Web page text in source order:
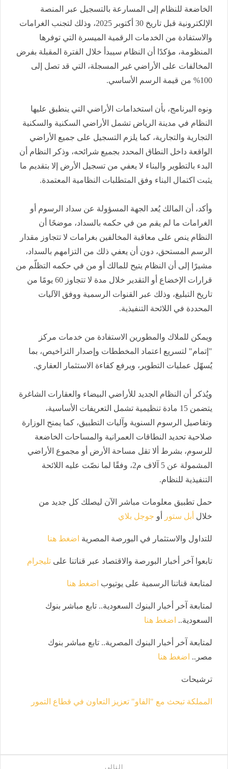
الخاضعة للنظام إلى المسارعة بالتسجيل عبر المنصة
الإلكترونية قبل تاريخ 30 أكتوبر 2025، وذلك لتجنب الغرامات
والاستفادة من الخدمات الرقمية الميسرة التي توفرها
المنظومة، مؤكدًا أن النظام سيبدأ خلال الفترة المقبلة بفرض
المخالفات على الأراضي غير المسجلة، التي قد تصل إلى
100% من قيمة الرسم الأساسي.
ونوه البرنامج، بأن استخدامات الأراضي التي ينطبق عليها
النظام في مدينة الرياض تشمل الأراضي السكنية والسكنية
التجارية والتجارية، كما يلزم التسجيل على جميع الأراضي
الواقعة داخل النطاق المحدد بجميع شرائحه، وذكر النظام أن
البدء بالتطوير والبناء لا يعفي من تسجيل الأرض إلا بتقديم ما
يثبت اكتمال البناء وفق المتطلبات النظامية المعتمدة.
وأكد، أن المالك يُعد الجهة المسؤولة عن سداد الرسوم أو
الغرامات ما لم يقم من في حكمه بالسداد، موضحًا أن
النظام ينص على معاقبة المخالفين بغرامات لا تتجاوز مقدار
الرسم المستحق، دون أن يعفي ذلك من التزامهم بالسداد،
مشيرًا إلى أن النظام يتيح للمالك أو من في حكمه التظلّم من
قرارات الإخضاع أو التقدير خلال مدة لا تتجاوز 60 يومًا من
تاريخ التبليغ، وذلك عبر القنوات الرسمية ووفق الآليات
المحددة في اللائحة التنفيذية.
ويمكن للملاك والمطورين الاستفادة من خدمات مركز
"إتمام" لتسريع اعتماد المخططات وإصدار التراخيص، بما
يُسهّل عمليات التطوير، ويرفع كفاءة الاستثمار العقاري.
ويُذكر أن النظام الجديد للأراضي البيضاء والعقارات الشاغرة
يتضمن 15 مادة تنظيمية تشمل التعريفات الأساسية،
وتفاصيل الرسوم السنوية وآليات التطبيق، كما يمنح الوزارة
صلاحية تحديد النطاقات العمرانية والمساحات الخاضعة
للرسوم، بشرط ألا تقل مساحة الأرض أو مجموع الأراضي
المشمولة عن 5 آلاف م2، وفقًا لما نصّت عليه اللائحة
التنفيذية للنظام.
حمل تطبيق معلومات مباشر الآن ليصلك كل جديد من
خلال أبل ستور أو جوجل بلاي
للتداول والاستثمار في البورصة المصرية اضغط هنا
تابعوا آخر أخبار البورصة والاقتصاد عبر قناتنا على تليجرام
لمتابعة قناتنا الرسمية على يوتيوب اضغط هنا
لمتابعة آخر أخبار البنوك السعودية.. تابع مباشر بنوك
السعودية.. اضغط هنا
لمتابعة آخر أخبار البنوك المصرية.. تابع مباشر بنوك
مصر.. اضغط هنا
ترشيحات
المملكة تبحث مع "الفاو" تعزيز التعاون في قطاع التمور
التالى